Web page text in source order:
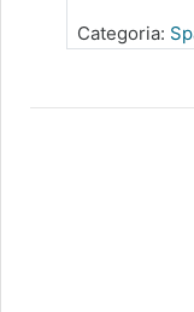
Categoria: